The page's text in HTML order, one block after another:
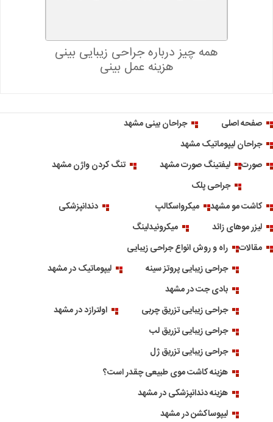
همه چیز درباره جراحی زیبایی بینی
هزینه عمل بینی
صفحه اصلی
جراحان بینی مشهد
جراحان لیپوماتیک مشهد
صورت
لیفتینگ صورت مشهد
تنگ کردن واژن مشهد
جراحی پلک
کاشت مو مشهد
میکرواسکالپ
دندانپزشکی
لیزر موهای زائد
میکرونیدلینگ
مقالات
راه و روش انواع جراحی زیبایی
جراحی زیبایی پروتز سینه
لیپوماتیک در مشهد
بادی جت در مشهد
جراحی زیبایی تزریق چربی
اولترازد در مشهد
جراحی زیبایی تزریق لب
جراحی زیبایی تزریق ژل
هزینه کاشت موی طبیعی چقدر است؟
هزینه دندانپزشکی در مشهد
لیپوساکشن در مشهد